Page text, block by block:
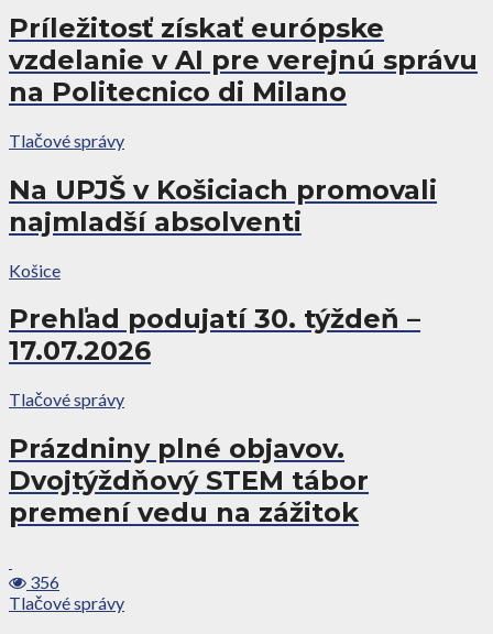
Príležitosť získať európske
vzdelanie v AI pre verejnú správu
na Politecnico di Milano
Tlačové správy
Na UPJŠ v Košiciach promovali
najmladší absolventi
Košice
Prehľad podujatí 30. týždeň –
17.07.2026
Tlačové správy
Prázdniny plné objavov.
Dvojtýždňový STEM tábor
premení vedu na zážitok
356
Tlačové správy